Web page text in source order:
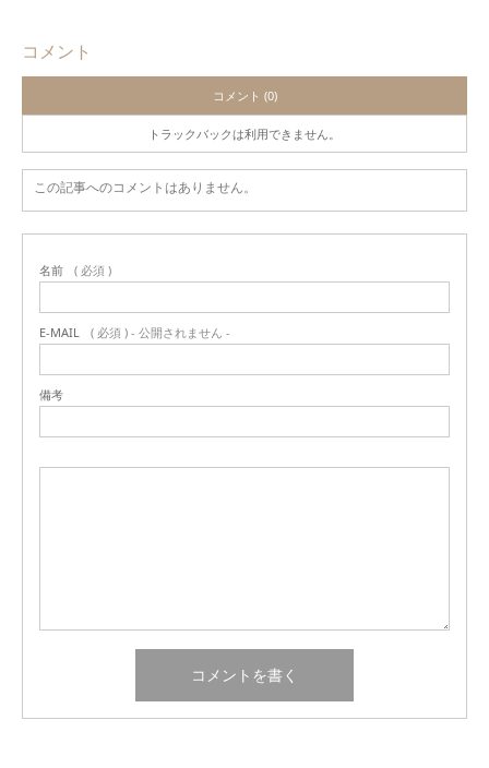
コメント
コメント (0)
トラックバックは利用できません。
この記事へのコメントはありません。
名前 ( 必須 )
E-MAIL ( 必須 ) - 公開されません -
備考